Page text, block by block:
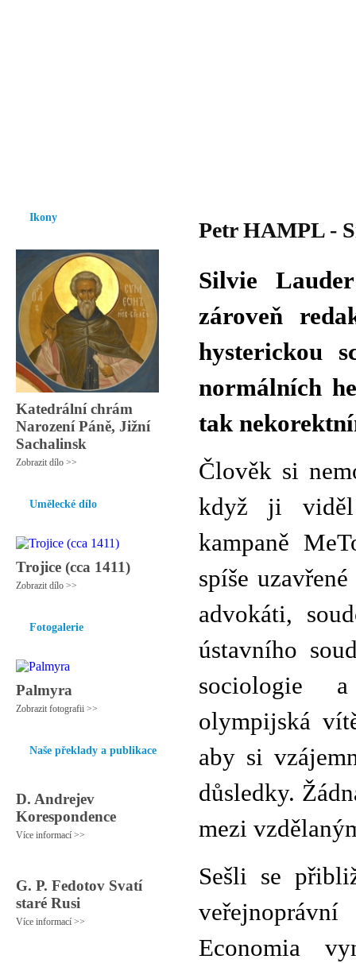
Ikony
Katedrální chrám
Narození Páně, Jižní
Sachalinsk
Zobrazit dílo >>
Umělecké dílo
Trojice (cca 1411)
Zobrazit dílo >>
Fotogalerie
Palmyra
Zobrazit fotografii >>
Naše překlady a publikace
D. Andrejev
Korespondence
Více informací >>
G. P. Fedotov Svatí
staré Rusi
Více informací >>
Petr HAMPL -
Silvie
zároveň
hysterickou
normálních
tak
Člověk si
když ji viděl
kampaně
spíše
advokáti,
ústavního
sociologie
olympijská
aby si
důsledky.
mezi
Sešli se
Economia